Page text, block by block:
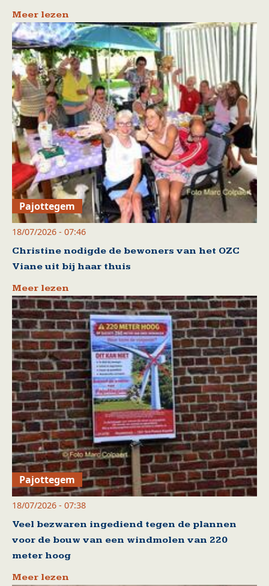
Meer lezen
Pajottegem
18/07/2026 - 07:46
Christine nodigde de bewoners van het OZC
Viane uit bij haar thuis
Meer lezen
Pajottegem
18/07/2026 - 07:38
Veel bezwaren ingediend tegen de plannen
voor de bouw van een windmolen van 220
meter hoog
Meer lezen